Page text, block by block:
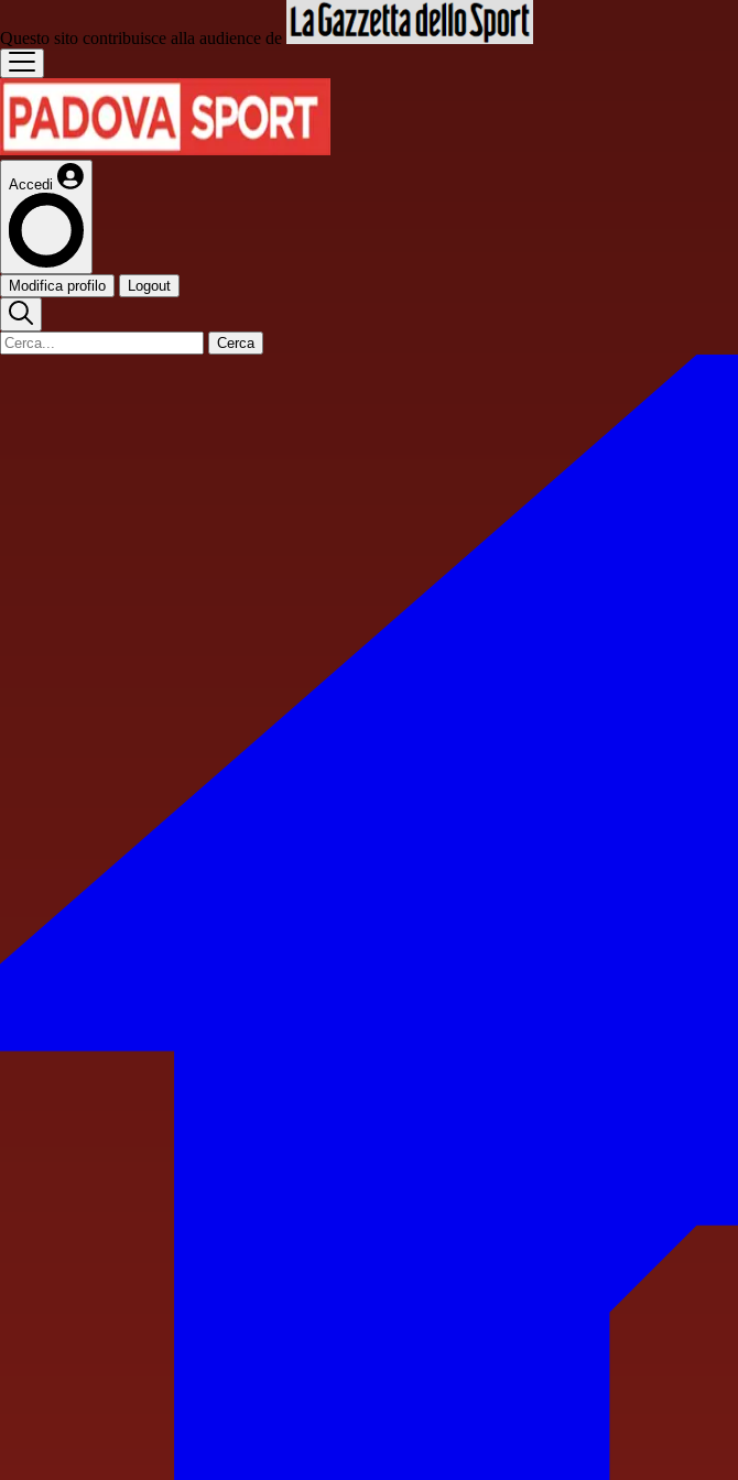
Questo sito contribuisce alla audience de
Accedi
Modifica profilo Logout
Cerca